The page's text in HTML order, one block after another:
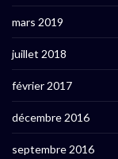
mars 2019
juillet 2018
février 2017
décembre 2016
septembre 2016